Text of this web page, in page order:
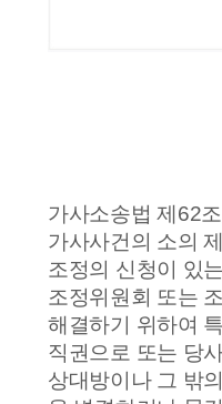
가사소송법 제62
가사사건의 소의
조정의 신청이 있
조정위원회 또는
해결하기 위하여
직권으로 또는 당
상대방이나 그 밖